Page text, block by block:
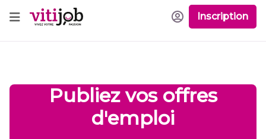
Inscription
Publiez vos offres
d'emploi